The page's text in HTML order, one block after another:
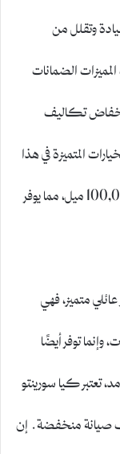
وتقلل من
الضمانات
انخفاض تكاليف
المتميزة في هذا
المجال، حيث تأتي مع ضمان لمدة 10 سنوات أو 100,000 ميل، مما يوفر
متميز، فهي
توفر أيضًا
تعتبر كيا سورينتو
صيانة منخفضة. إن